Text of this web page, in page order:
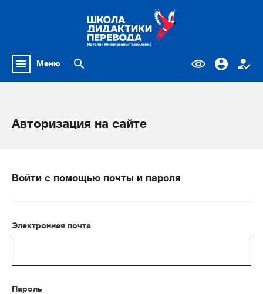
Меню
Авторизация на сайте
Войти с помощью почты и пароля
Электронная почта
Пароль